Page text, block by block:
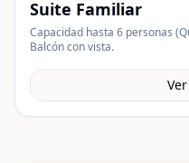
Suite Familiar
Capacidad hasta 6 personas
Balcón con vista.